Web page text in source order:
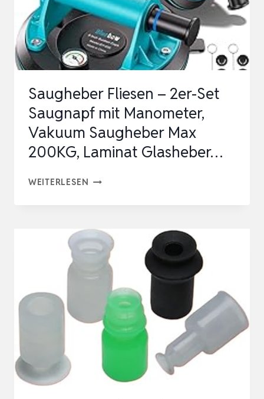
VAKUUMIERFOLIE
PROFI
VAKUUMBEUTEL
VAKUUM…
Saugheber Fliesen – 2er-Set
Saugnapf mit Manometer,
Vakuum Saugheber Max
200KG, Laminat Glasheber…
WEITERLESEN SAUGHEBER
2ER-
SET
SAUGNAPF
MANOMETER,
VAKUUM
SAUGHEBER
200KG,